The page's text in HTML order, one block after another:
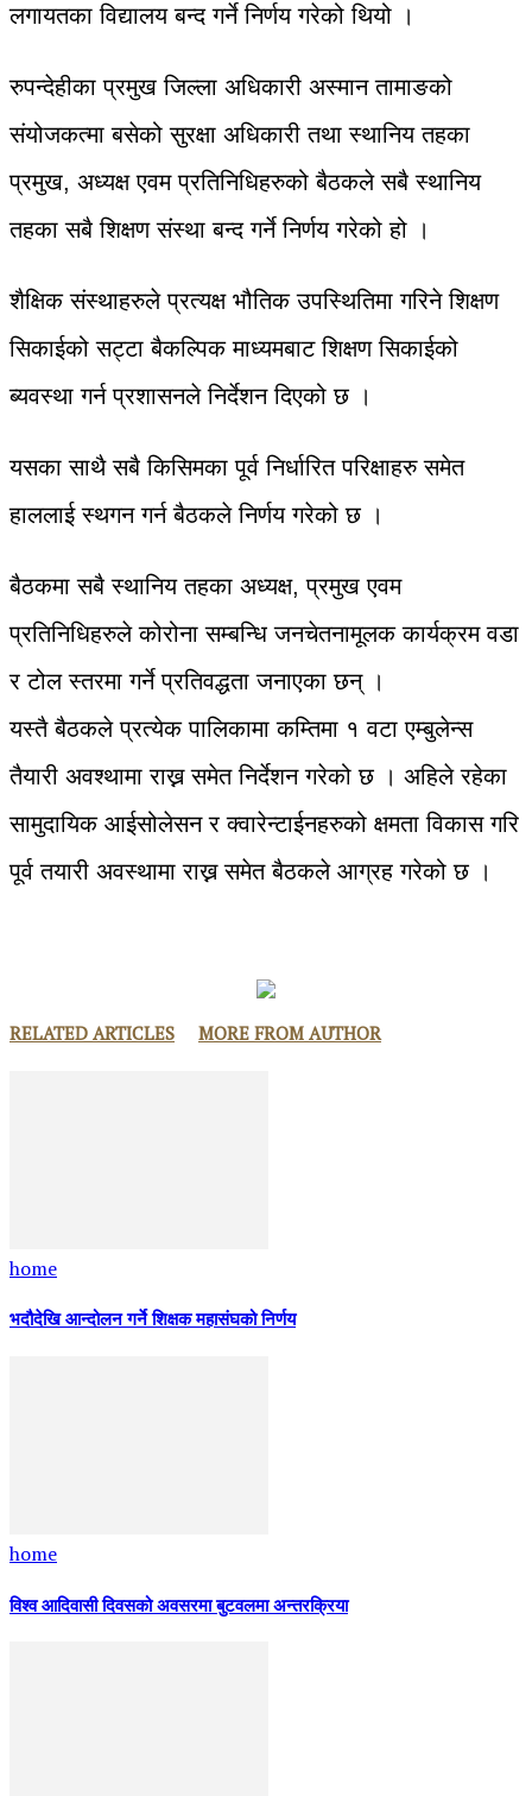
लगायतका विद्यालय बन्द गर्ने निर्णय गरेको थियो ।
रुपन्देहीका प्रमुख जिल्ला अधिकारी अस्मान तामाङको
संयोजकत्मा बसेको सुरक्षा अधिकारी तथा स्थानिय तहका
प्रमुख, अध्यक्ष एवम प्रतिनिधिहरुको बैठकले सबै स्थानिय
तहका सबै शिक्षण संस्था बन्द गर्ने निर्णय गरेको हो ।
शैक्षिक संस्थाहरुले प्रत्यक्ष भौतिक उपस्थितिमा गरिने शिक्षण
सिकाईको सट्टा बैकल्पिक माध्यमबाट शिक्षण सिकाईको
ब्यवस्था गर्न प्रशासनले निर्देशन दिएको छ ।
यसका साथै सबै किसिमका पूर्व निर्धारित परिक्षाहरु समेत
हाललाई स्थगन गर्न बैठकले निर्णय गरेको छ ।
बैठकमा सबै स्थानिय तहका अध्यक्ष, प्रमुख एवम
प्रतिनिधिहरुले कोरोना सम्बन्धि जनचेतनामूलक कार्यक्रम वडा
र टोल स्तरमा गर्ने प्रतिवद्धता जनाएका छन् ।
यस्तै बैठकले प्रत्येक पालिकामा कम्तिमा १ वटा एम्बुलेन्स
तैयारी अवश्थामा राख्न समेत निर्देशन गरेको छ । अहिले रहेका
सामुदायिक आईसोलेसन र क्वारेन्टाईनहरुको क्षमता विकास गरि
पूर्व तयारी अवस्थामा राख्न समेत बैठकले आग्रह गरेको छ ।
RELATED ARTICLES MORE FROM AUTHOR
home
भदौदेखि आन्दोलन गर्ने शिक्षक महासंघको निर्णय
home
विश्व आदिवासी दिवसको अवसरमा बुटवलमा अन्तरक्रिया